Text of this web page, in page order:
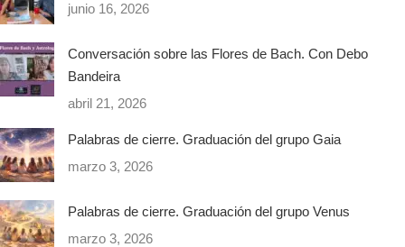
junio 16, 2026
Conversación sobre las Flores de Bach. Con Debo
Bandeira
abril 21, 2026
Palabras de cierre. Graduación del grupo Gaia
marzo 3, 2026
Palabras de cierre. Graduación del grupo Venus
marzo 3, 2026